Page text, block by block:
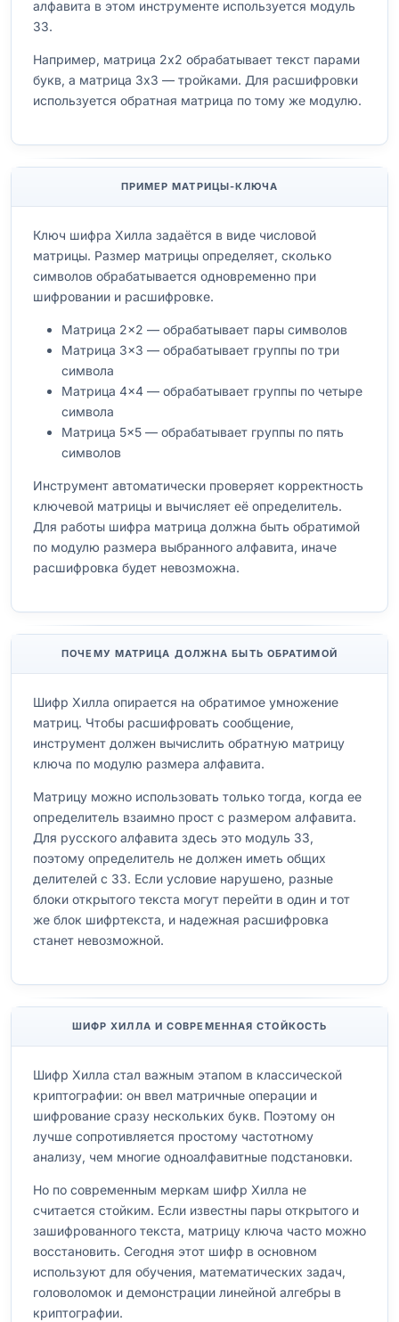
алфавита в этом инструменте используется модуль
33.
Например, матрица 2x2 обрабатывает текст парами
букв, а матрица 3x3 — тройками. Для расшифровки
используется обратная матрица по тому же модулю.
ПРИМЕР МАТРИЦЫ-КЛЮЧА
Ключ шифра Хилла задаётся в виде числовой
матрицы. Размер матрицы определяет, сколько
символов обрабатывается одновременно при
шифровании и расшифровке.
Матрица 2×2 — обрабатывает пары символов
Матрица 3×3 — обрабатывает группы по три
символа
Матрица 4×4 — обрабатывает группы по четыре
символа
Матрица 5×5 — обрабатывает группы по пять
символов
Инструмент автоматически проверяет корректность
ключевой матрицы и вычисляет её определитель.
Для работы шифра матрица должна быть обратимой
по модулю размера выбранного алфавита, иначе
расшифровка будет невозможна.
ПОЧЕМУ МАТРИЦА ДОЛЖНА БЫТЬ ОБРАТИМОЙ
Шифр Хилла опирается на обратимое умножение
матриц. Чтобы расшифровать сообщение,
инструмент должен вычислить обратную матрицу
ключа по модулю размера алфавита.
Матрицу можно использовать только тогда, когда ее
определитель взаимно прост с размером алфавита.
Для русского алфавита здесь это модуль 33,
поэтому определитель не должен иметь общих
делителей с 33. Если условие нарушено, разные
блоки открытого текста могут перейти в один и тот
же блок шифртекста, и надежная расшифровка
станет невозможной.
ШИФР ХИЛЛА И СОВРЕМЕННАЯ СТОЙКОСТЬ
Шифр Хилла стал важным этапом в классической
криптографии: он ввел матричные операции и
шифрование сразу нескольких букв. Поэтому он
лучше сопротивляется простому частотному
анализу, чем многие одноалфавитные подстановки.
Но по современным меркам шифр Хилла не
считается стойким. Если известны пары открытого и
зашифрованного текста, матрицу ключа часто можно
восстановить. Сегодня этот шифр в основном
используют для обучения, математических задач,
головоломок и демонстрации линейной алгебры в
криптографии.